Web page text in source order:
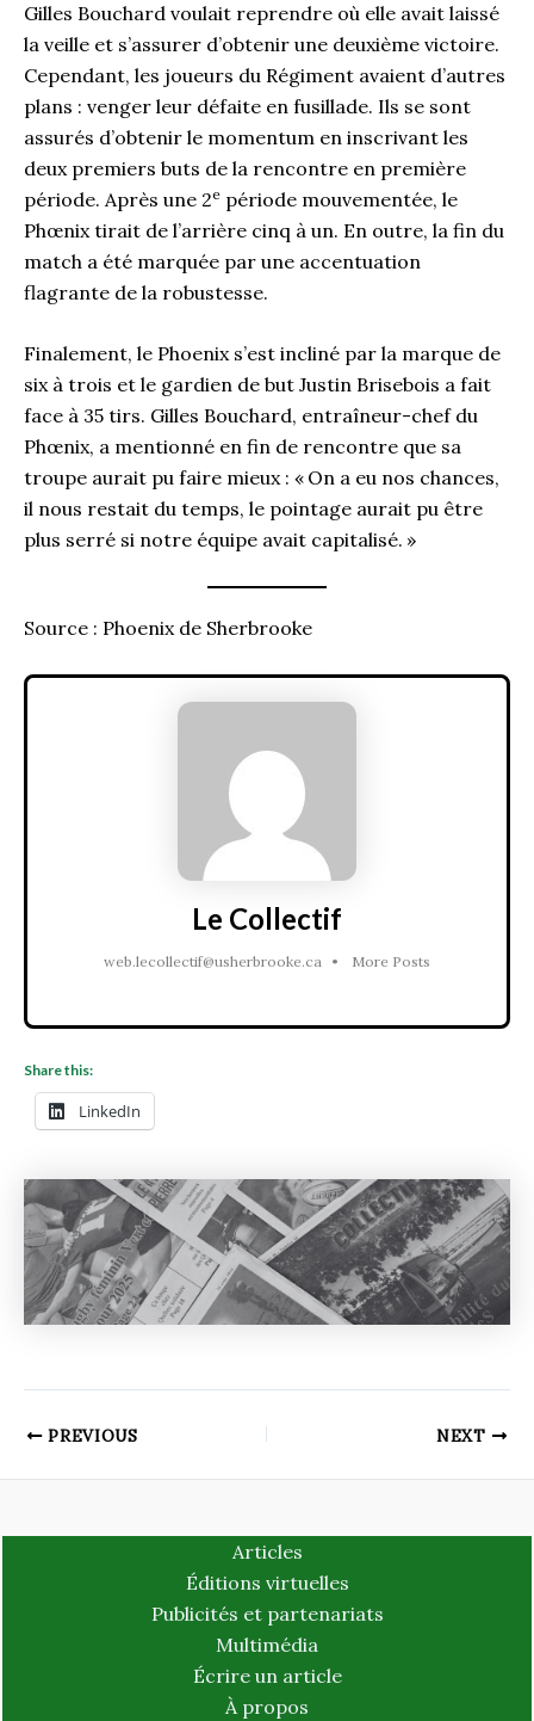
Gilles Bouchard voulait reprendre où elle avait laissé
la veille et s’assurer d’obtenir une deuxième victoire.
Cependant, les joueurs du Régiment avaient d’autres
plans : venger leur défaite en fusillade. Ils se sont
assurés d’obtenir le momentum en inscrivant les
deux premiers buts de la rencontre en première
période. Après une 2e période mouvementée, le
Phœnix tirait de l’arrière cinq à un. En outre, la fin du
match a été marquée par une accentuation
flagrante de la robustesse.
Finalement, le Phoenix s’est incliné par la marque de
six à trois et le gardien de but Justin Brisebois a fait
face à 35 tirs. Gilles Bouchard, entraîneur-chef du
Phœnix, a mentionné en fin de rencontre que sa
troupe aurait pu faire mieux : « On a eu nos chances,
il nous restait du temps, le pointage aurait pu être
plus serré si notre équipe avait capitalisé. »
Source : Phoenix de Sherbrooke
Le Collectif
web.lecollectif@usherbrooke.ca • More Posts
Share this:
LinkedIn
PREVIOUS NEXT
Articles
Éditions virtuelles
Publicités et partenariats
Multimédia
Écrire un article
À propos